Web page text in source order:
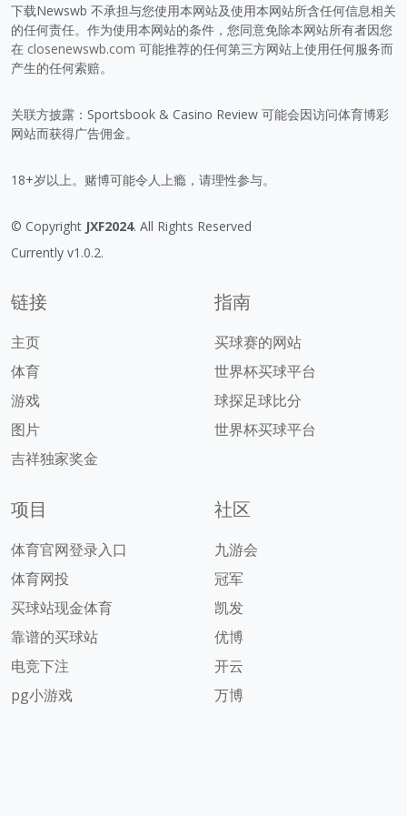
下载Newswb 不承担与您使用本网站及使用本网站所含任何信息相关
的任何责任。作为使用本网站的条件，您同意免除本网站所有者因您
在 closenewswb.com 可能推荐的任何第三方网站上使用任何服务而
产生的任何索赔。
关联方披露：Sportsbook & Casino Review 可能会因访问体育博彩
网站而获得广告佣金。
18+岁以上。赌博可能令人上瘾，请理性参与。
© Copyright JXF2024. All Rights Reserved
Currently v1.0.2.
链接
主页
体育
游戏
图片
吉祥独家奖金
指南
买球赛的网站
世界杯买球平台
球探足球比分
世界杯买球平台
项目
体育官网登录入口
体育网投
买球站现金体育
靠谱的买球站
电竞下注
pg小游戏
社区
九游会
冠军
凯发
优博
开云
万博